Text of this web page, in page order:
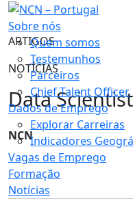
Sobre nós
Quem somos
Testemunhos
Parceiros
Chief Talent Officer
Dados de Emprego
Explorar Carreiras
Indicadores
Vagas de Emprego
Formação
Notícias
ARTIGOS
NOTÍCIAS
Data Scientist
NCN